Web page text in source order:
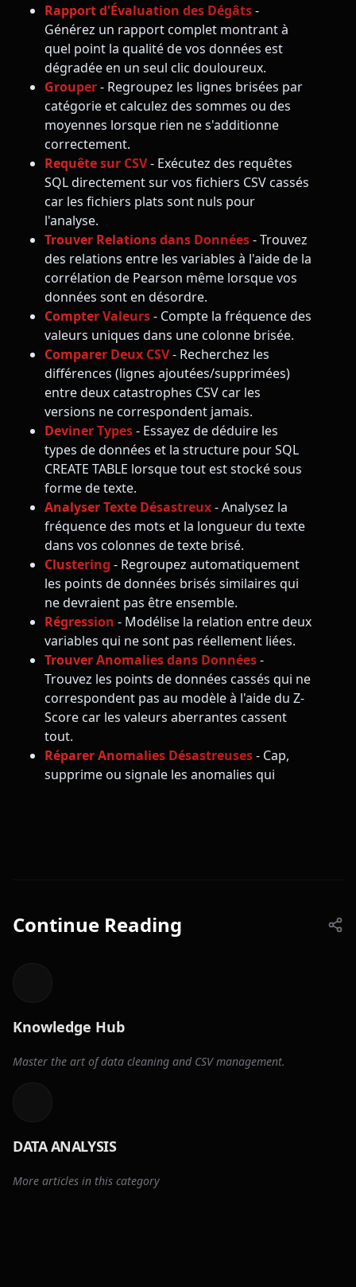
Rapport d'Évaluation des Dégâts-
Générez un rapport complet montrant à
quel point la qualité de vos données est
dégradée en un seul clic douloureux.
Grouper- Regroupez les lignes brisées par
catégorie et calculez des sommes ou des
moyennes lorsque rien ne s'additionne
correctement.
Requête sur CSV- Exécutez des requêtes
SQL directement sur vos fichiers CSV cassés
car les fichiers plats sont nuls pour
l'analyse.
Trouver Relations dans Données- Trouvez
des relations entre les variables à l'aide de la
corrélation de Pearson même lorsque vos
données sont en désordre.
Compter Valeurs- Compte la fréquence des
valeurs uniques dans une colonne brisée.
Comparer Deux CSV- Recherchez les
différences (lignes ajoutées/supprimées)
entre deux catastrophes CSV car les
versions ne correspondent jamais.
Deviner Types- Essayez de déduire les
types de données et la structure pour SQL
CREATE TABLE lorsque tout est stocké sous
forme de texte.
Analyser Texte Désastreux- Analysez la
fréquence des mots et la longueur du texte
dans vos colonnes de texte brisé.
Clustering - Regroupez automatiquement
les points de données brisés similaires qui
ne devraient pas être ensemble.
Régression - Modélise la relation entre deux
variables qui ne sont pas réellement liées.
Trouver Anomalies dans Données-
Trouvez les points de données cassés qui ne
correspondent pas au modèle à l'aide du Z-
Score car les valeurs aberrantes cassent
tout.
Réparer Anomalies Désastreuses- Cap,
supprime ou signale les anomalies qui
Continue Reading
Knowledge Hub
Master the art of data cleaning and CSV management.
DATA ANALYSIS
More articles in this category